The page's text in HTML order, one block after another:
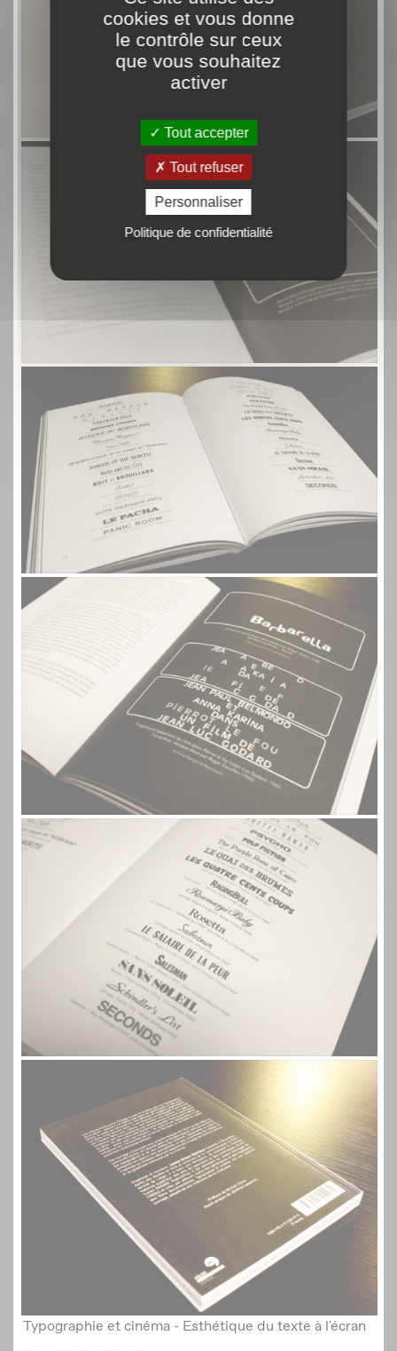
cookies et vous donne
le contrôle sur ceux
que vous souhaitez
activer
Tout accepter
Tout refuser
Personnaliser
Politique de confidentialité